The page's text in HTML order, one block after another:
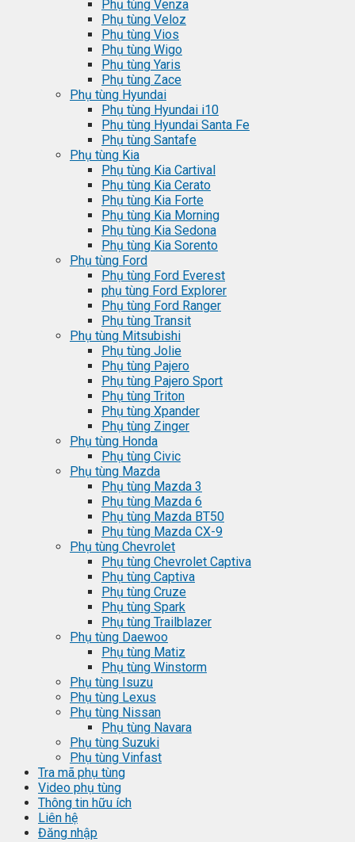
Phụ tùng Venza
Phụ tùng Veloz
Phụ tùng Vios
Phụ tùng Wigo
Phụ tùng Yaris
Phụ tùng Zace
Phụ tùng Hyundai
Phụ tùng Hyundai i10
Phụ tùng Hyundai Santa Fe
Phụ tùng Santafe
Phụ tùng Kia
Phụ tùng Kia Cartival
Phụ tùng Kia Cerato
Phụ tùng Kia Forte
Phụ tùng Kia Morning
Phụ tùng Kia Sedona
Phụ tùng Kia Sorento
Phụ tùng Ford
Phụ tùng Ford Everest
phụ tùng Ford Explorer
Phụ tùng Ford Ranger
Phụ tùng Transit
Phụ tùng Mitsubishi
Phụ tùng Jolie
Phụ tùng Pajero
Phụ tùng Pajero Sport
Phụ tùng Triton
Phụ tùng Xpander
Phụ tùng Zinger
Phụ tùng Honda
Phụ tùng Civic
Phụ tùng Mazda
Phụ tùng Mazda 3
Phụ tùng Mazda 6
Phụ tùng Mazda BT50
Phụ tùng Mazda CX-9
Phụ tùng Chevrolet
Phụ tùng Chevrolet Captiva
Phụ tùng Captiva
Phụ tùng Cruze
Phụ tùng Spark
Phụ tùng Trailblazer
Phụ tùng Daewoo
Phụ tùng Matiz
Phụ tùng Winstorm
Phụ tùng Isuzu
Phụ tùng Lexus
Phụ tùng Nissan
Phụ tùng Navara
Phụ tùng Suzuki
Phụ tùng Vinfast
Tra mã phụ tùng
Video phụ tùng
Thông tin hữu ích
Liên hệ
Đăng nhập